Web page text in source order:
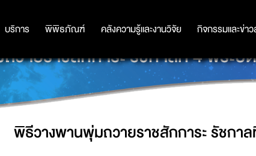
บริการ พิพิธภัณฑ์ คลังความรู้และงานวิจัย กิจกรรมและข่า
บริการ พิพิธภัณฑ์ คลังความรู้และงานวิจัย กิจกรรมและข่า
ายราชสักการะ รัชกาลที่ 4 พระบิ
พิธีวางพานพุ่มถวายราชสักการะ รัชกา